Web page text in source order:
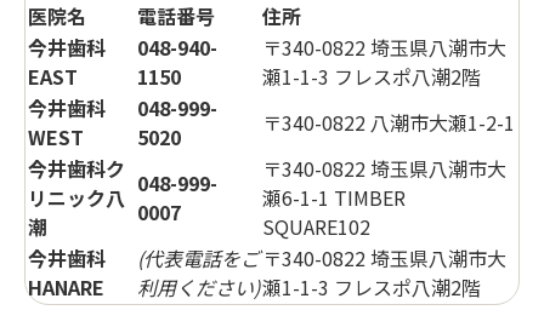
医院名 電話番号
住所
今井歯科
EAST
048-940-
1150
〒340-0822 埼玉県八潮市大
瀬1-1-3 フレスポ八潮2階
今井歯科
WEST
048-999-
5020
〒340-0822 八潮市大瀬1-2-1
今井歯科ク
リニック八
潮
048-999-
0007
〒340-0822 埼玉県八潮市大
瀬6-1-1 TIMBER
SQUARE102
今井歯科
HANARE
(代表電話をご
利用ください)
〒340-0822 埼玉県八潮市大
瀬1-1-3 フレスポ八潮2階